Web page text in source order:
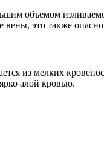
объемом
это также
из мелких
алой кровью.